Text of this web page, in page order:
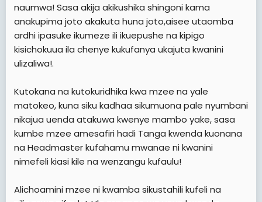
naumwa! Sasa akija akikushika shingoni kama
anakupima joto akakuta huna joto,aisee utaomba
ardhi ipasuke ikumeze ili ikuepushe na kipigo
kisichokuua ila chenye kukufanya ukajuta kwanini
ulizaliwa!.
Kutokana na kutokuridhika kwa mzee na yale
matokeo, kuna siku kadhaa sikumuona pale nyumbani
nikajua uenda atakuwa kwenye mambo yake, sasa
kumbe mzee amesafiri hadi Tanga kwenda kuonana
na Headmaster kufahamu mwanae ni kwanini
nimefeli kiasi kile na wenzangu kufaulu!
Alichoamini mzee ni kwamba sikustahili kufeli na